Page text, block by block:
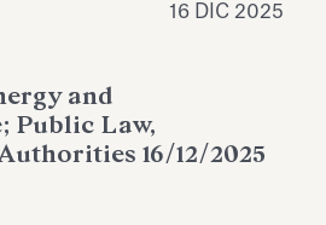
16 DIC 2025
and
Public Law,
16/12/2025